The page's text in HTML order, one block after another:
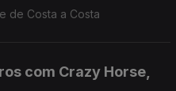
de Costa a Costa
com Crazy Horse,